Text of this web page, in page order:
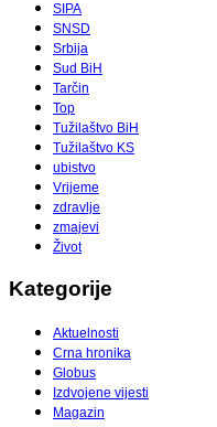
SIPA
SNSD
Srbija
Sud BiH
Tarčin
Top
Tužilaštvo BiH
Tužilaštvo KS
ubistvo
Vrijeme
zdravlje
zmajevi
Život
Kategorije
Aktuelnosti
Crna hronika
Globus
Izdvojene vijesti
Magazin